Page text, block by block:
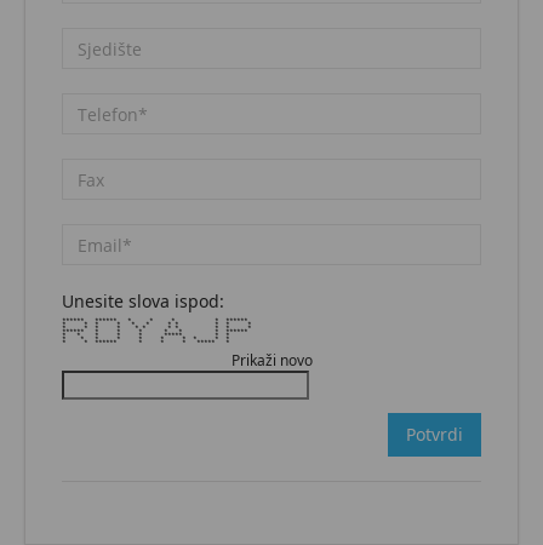
Unesite slova ispod:
****** ****** * * * * ******
* * * * * * * * * * *
* * * * * * * * * * *
****** * * * * * * ******
* * * * * ***** * *
* * * * * * * * * *
* * ****** * * * ***** *
Prikaži novo
Potvrdi